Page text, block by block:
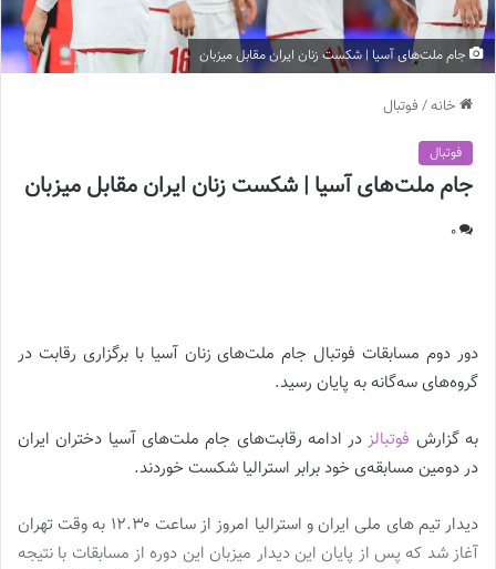
جام ملت‌های آسیا | شکست زنان ایران مقابل میزبان
خانه/ فوتبال
فوتبال
جام ملت‌های آسیا | شکست زنان ایران مقابل میزبان
0
دور دوم مسابقات فوتبال جام ملت‌های زنان آسیا با برگزاری رقابت در
گروه‌های سه‌گانه به پایان رسید.
به گزارش فوتبالزدر ادامه رقابت‌های جام ملت‌های آسیا دختران ایران
در دومین مسابقه‌ی خود برابر استرالیا شکست خوردند.
دیدار تیم های ملی ایران و استرالیا امروز از ساعت ۱۲.۳۰ به وقت تهران
آغاز شد که پس از پایان این دیدار میزبان این دوره از مسابقات با نتیجه